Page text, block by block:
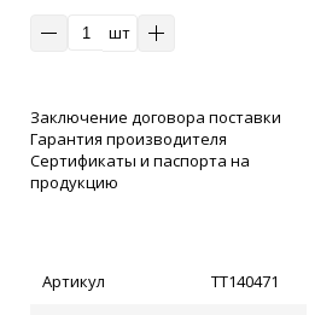
шт
Заключение договора поставки
Гарантия производителя
Сертификаты и паспорта на
продукцию
Артикул ТТ140471